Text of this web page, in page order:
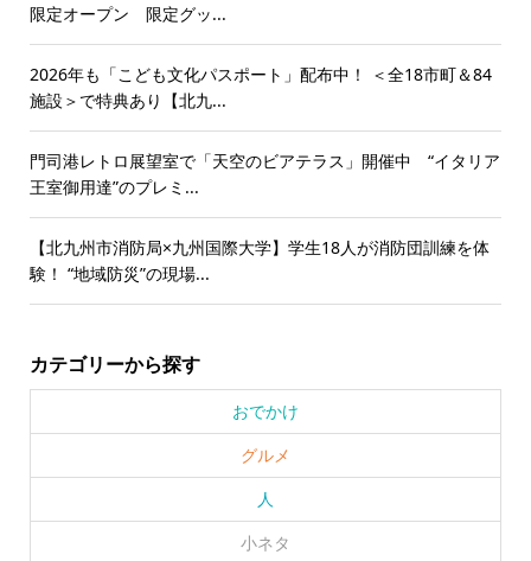
限定オープン 限定グッ...
2026年も「こども文化パスポート」配布中！ ＜全18市町＆84
施設＞で特典あり【北九...
門司港レトロ展望室で「天空のビアテラス」開催中 “イタリア
王室御用達”のプレミ...
【北九州市消防局×九州国際大学】学生18人が消防団訓練を体
験！ “地域防災”の現場...
カテゴリーから探す
おでかけ
グルメ
人
小ネタ